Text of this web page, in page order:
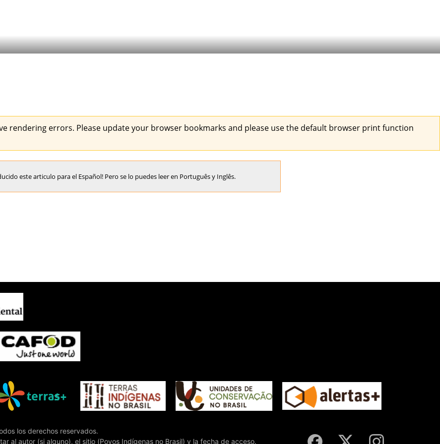
rendering errors. Please update your browser bookmarks and please use the default browser print function
este articulo para el Español! Pero se lo puedes leer en Portuguêsy Inglês.